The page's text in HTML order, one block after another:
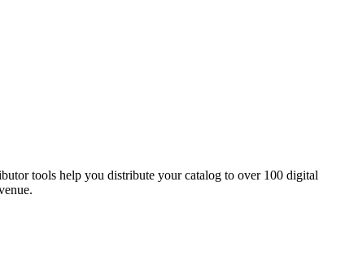
tools help you distribute your catalog to over 100 digital